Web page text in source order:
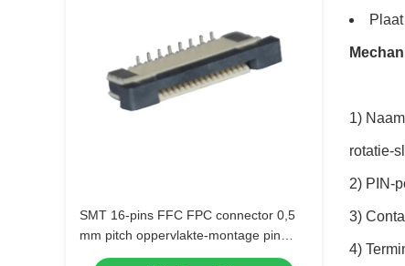
SMT 16-pins FFC FPC connector 0,5
mm pitch oppervlakte-montage pin
header
1)
rotatie-
2) PIN-
3)
4)